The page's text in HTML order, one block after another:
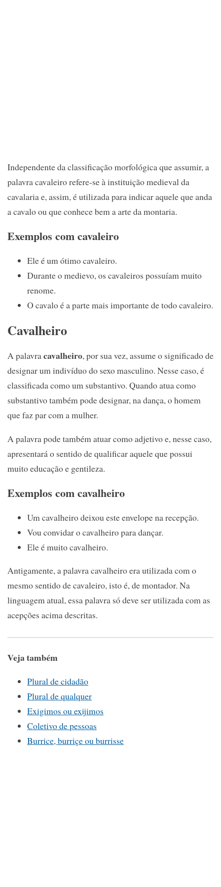
Independente da classificação morfológica que assumir, a
palavra cavaleiro refere-se à instituição medieval da
cavalaria e, assim, é utilizada para indicar aquele que anda
a cavalo ou que conhece bem a arte da montaria.
Exemplos com cavaleiro
Ele é um ótimo cavaleiro.
Durante o medievo, os cavaleiros possuíam muito
renome.
O cavalo é a parte mais importante de todo cavaleiro.
Cavalheiro
A palavracavalheiro, por sua vez, assume o significado de
designar um indivíduo do sexo masculino. Nesse caso, é
classificada como um substantivo. Quando atua como
substantivo também pode designar, na dança, o homem
que faz par com a mulher.
A palavra pode também atuar como adjetivo e, nesse caso,
apresentará o sentido de qualificar aquele que possui
muito educação e gentileza.
Exemplos com cavalheiro
Um cavalheiro deixou este envelope na recepção.
Vou convidar o cavalheiro para dançar.
Ele é muito cavalheiro.
Antigamente, a palavra cavalheiro era utilizada com o
mesmo sentido de cavaleiro, isto é, de montador. Na
linguagem atual, essa palavra só deve ser utilizada com as
acepções acima descritas.
Veja também
Plural de cidadão
Plural de qualquer
Exigimos ou exijimos
Coletivo de pessoas
Burrice, burriçe ou burrisse